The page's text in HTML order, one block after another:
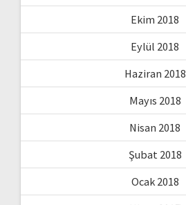
Ekim 2018
Eylül 2018
Haziran 2018
Mayıs 2018
Nisan 2018
Şubat 2018
Ocak 2018